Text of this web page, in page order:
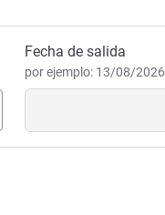
Fecha de salida
por ejemplo: 13/08/2026